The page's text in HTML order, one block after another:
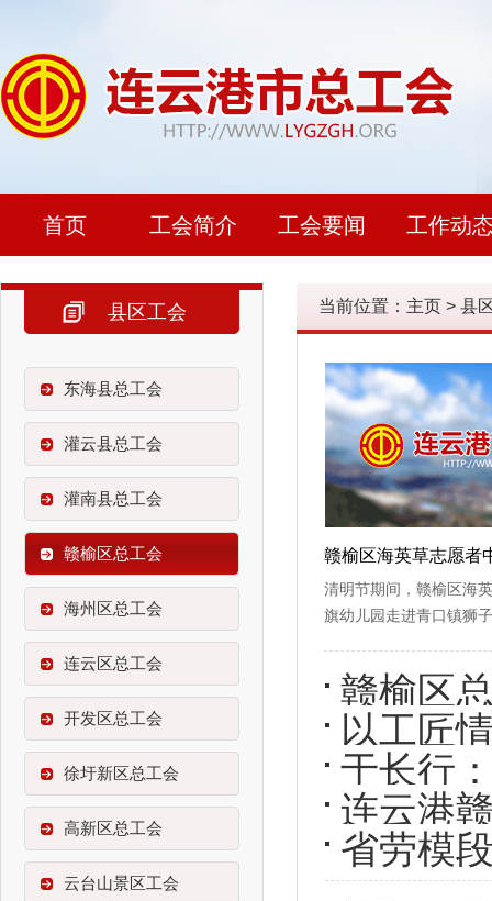
首页 工会简介 工会要闻 工作动
县区工会
东海县总工会
灌云县总工会
灌南县总工会
赣榆区总工会
海州区总工会
连云区总工会
开发区总工会
徐圩新区总工会
高新区总工会
云台山景区工会
当前位置： 主页 > 县
清明节期间，赣榆区海
旗幼儿园走进青口镇狮
赣榆区
以工匠
于长行
连云港
省劳模